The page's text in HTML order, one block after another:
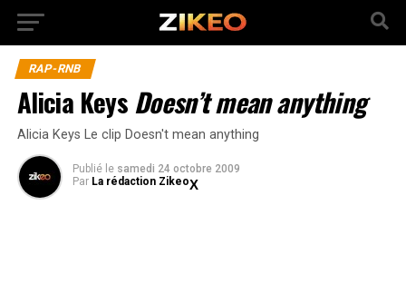
RAP-RNB
Alicia Keys Doesn’t mean anything
Alicia Keys Le clip Doesn't mean anything
Publié le samedi 24 octobre 2009
Par La rédaction Zikeo